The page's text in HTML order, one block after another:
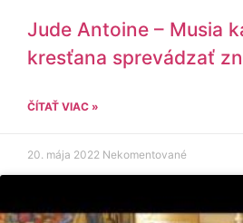
Jude Antoine – Musia
kresťana sprevádzať
ČÍTAŤ VIAC »
20. mája 2022 Nekomentované